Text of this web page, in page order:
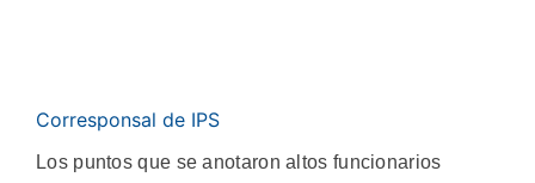
Corresponsal de IPS
Los puntos que se anotaron altos funcionarios